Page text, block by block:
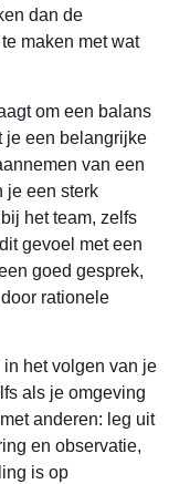
dan de
maken met wat
om een balans
je een belangrijke
van een
je een sterk
het team, zelfs
gevoel met een
goed gesprek,
rationele
het volgen van je
als je omgeving
anderen: leg uit
en observatie,
is op